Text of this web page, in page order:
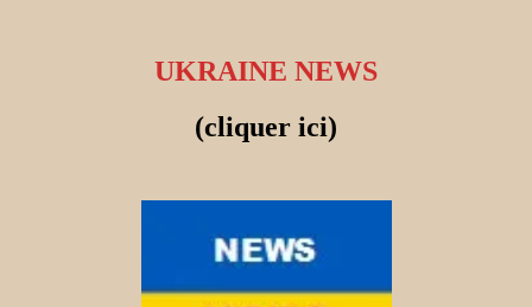
UKRAINE NEWS
(cliquer ici)